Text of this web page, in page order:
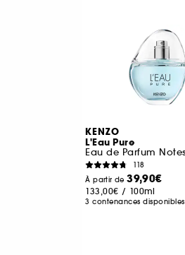
KENZO
L'Eau Pure
118
À partir de39,90€
133,00€ / 100ml
3 contenances disponibles